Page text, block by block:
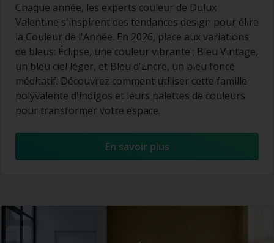
Chaque année, les experts couleur de Dulux
Valentine s'inspirent des tendances design pour élire
la Couleur de l'Année. En 2026, place aux variations
de bleus: Éclipse, une couleur vibrante ; Bleu Vintage,
un bleu ciel léger, et Bleu d'Encre, un bleu foncé
méditatif. Découvrez comment utiliser cette famille
polyvalente d'indigos et leurs palettes de couleurs
pour transformer votre espace.
En savoir plus